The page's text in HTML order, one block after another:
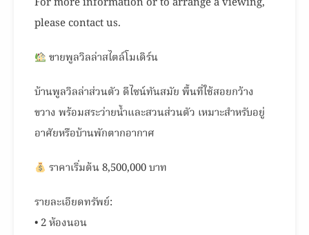
please contact us.
ขายพูลวิลล่าสไตล์โมเดิร์น
บ้านพูลวิลล่าส่วนตัว ดีไซน์ทันสมัย พื้นที่ใช้สอยกว้าง
ขวาง พร้อมสระว่ายน้ำและสวนส่วนตัว เหมาะสำหรับอยู่
อาศัยหรือบ้านพักตากอากาศ
ราคาเริ่มต้น 8,500,000 บาท
รายละเอียดทรัพย์:
• 2 ห้องนอน